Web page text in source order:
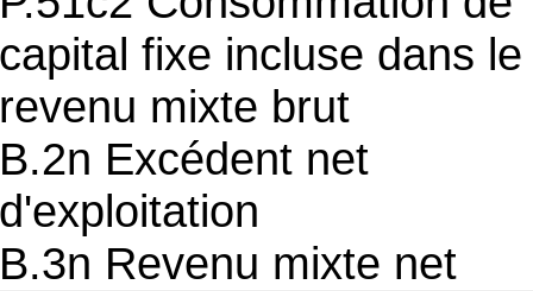
capital fixe incluse dans le
revenu mixte brut
B.2n Excédent net
d'exploitation
B.3n Revenu mixte net